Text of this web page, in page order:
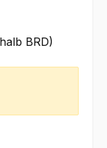
BRD)